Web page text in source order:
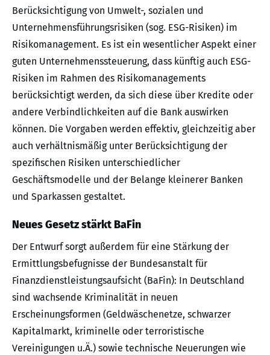
Berücksichtigung von Umwelt-, sozialen und
Unternehmensführungsrisiken (sog. ESG-Risiken) im
Risikomanagement. Es ist ein wesentlicher Aspekt einer
guten Unternehmenssteuerung, dass künftig auch ESG-
Risiken im Rahmen des Risikomanagements
berücksichtigt werden, da sich diese über Kredite oder
andere Verbindlichkeiten auf die Bank auswirken
können. Die Vorgaben werden effektiv, gleichzeitig aber
auch verhältnismäßig unter Berücksichtigung der
spezifischen Risiken unterschiedlicher
Geschäftsmodelle und der Belange kleinerer Banken
und Sparkassen gestaltet.
Neues Gesetz stärkt BaFin
Der Entwurf sorgt außerdem für eine Stärkung der
Ermittlungsbefugnisse der Bundesanstalt für
Finanzdienstleistungsaufsicht (BaFin): In Deutschland
sind wachsende Kriminalität in neuen
Erscheinungsformen (Geldwäschenetze, schwarzer
Kapitalmarkt, kriminelle oder terroristische
Vereinigungen u.Ä.) sowie technische Neuerungen wie